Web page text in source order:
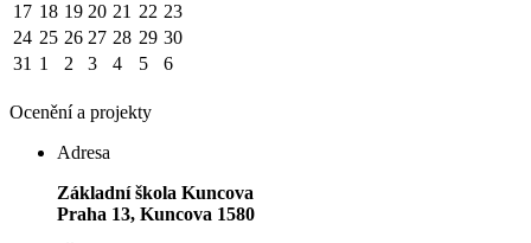
17 18 19 20 21 22 23
24 25 26 27 28 29 30
31 1 2 3 4 5 6
Ocenění a projekty
Adresa
Základní škola Kuncova
Praha 13, Kuncova 1580